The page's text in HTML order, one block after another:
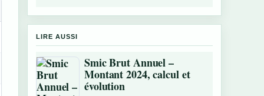
LIRE AUSSI
Smic Brut Annuel –
Montant 2024, calcul et
évolution